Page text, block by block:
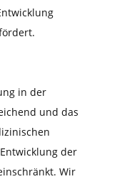
in der
und das
der
Wir